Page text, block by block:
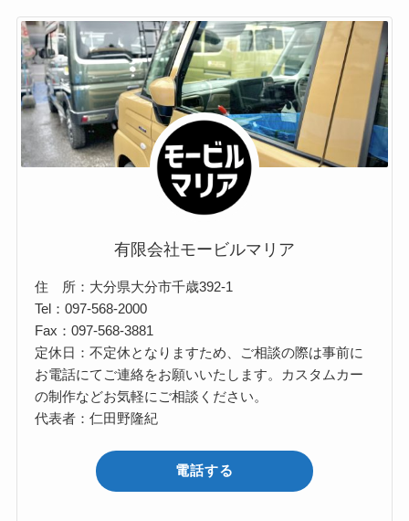
有限会社モービルマリア
住 所：大分県大分市千歳392-1
Tel：097-568-2000
Fax：097-568-3881
定休日：不定休となりますため、ご相談の際は事前に
お電話にてご連絡をお願いいたします。カスタムカー
の制作などお気軽にご相談ください。
代表者：仁田野隆紀
電話する